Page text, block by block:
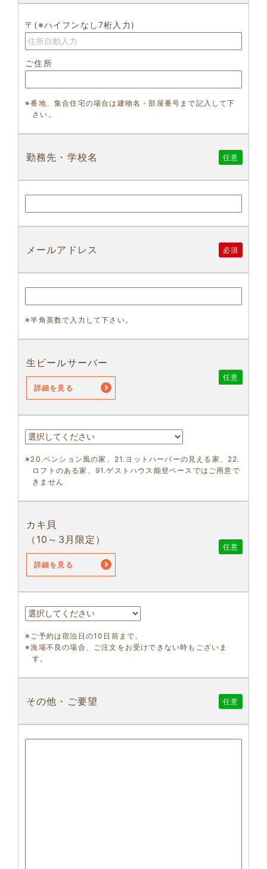
〒(※ハイフンなし7桁入力)
ご住所
※番地、集合住宅の場合は建物名・部屋番号まで記入して下
さい。
勤務先・学校名 任意
メールアドレス 必須
※半角英数で入力して下さい。
生ビールサーバー
詳細を見る
任意
※20.ペンション風の家、21.ヨットハーバーの見える家、22.
ロフトのある家、91.ゲストハウス能登ベースではご用意で
きません
カキ貝
（10～3月限定）
詳細を見る
任意
※ご予約は宿泊日の10日前まで。
※漁場不良の場合、ご注文をお受けできない時もございま
す。
その他・ご要望 任意